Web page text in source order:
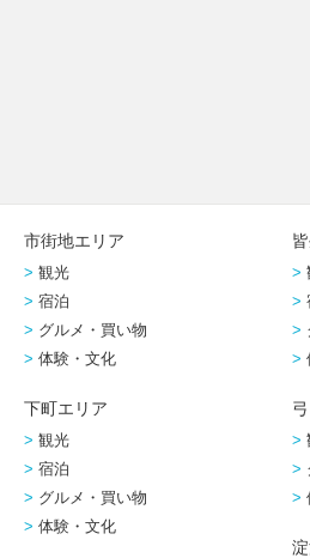
市街地エリア
観光
宿泊
グルメ・買い物
体験・文化
下町エリア
観光
宿泊
グルメ・買い物
体験・文化